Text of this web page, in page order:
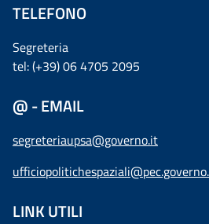
TELEFONO
Segreteria
tel: (+39) 06 4705 2095
@ - EMAIL
segreteriaupsa@governo.it
LINK UTILI